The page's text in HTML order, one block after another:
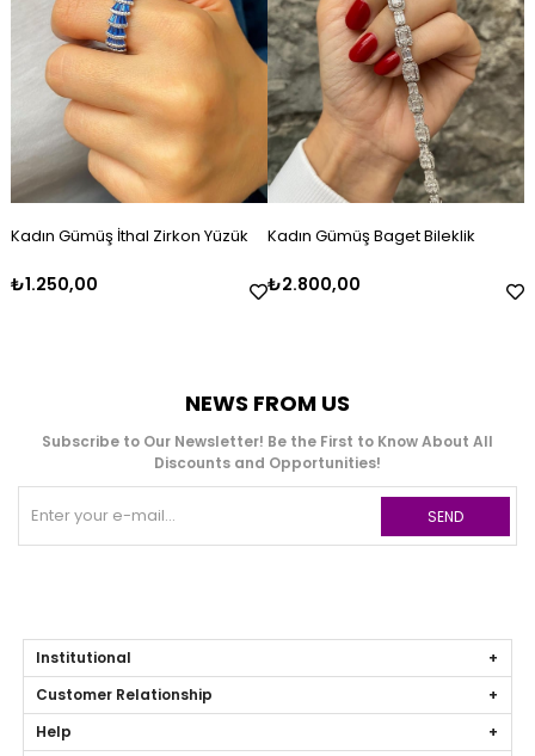
Kadın Gümüş İthal Zirkon Yüzük
₺1.250,00
Kadın Gümüş Baget Bileklik
₺2.800,00
NEWS FROM US
Subscribe to Our Newsletter! Be the First to Know About All
Discounts and Opportunities!
SEND
Institutional
Customer Relationship
Help